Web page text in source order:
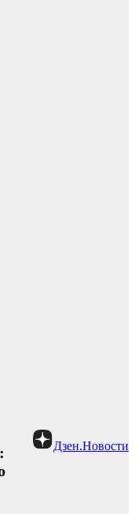
Дзен.Новости